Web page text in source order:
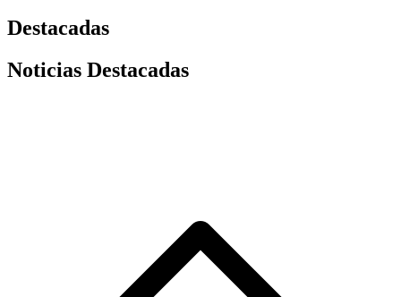
Destacadas
Noticias Destacadas